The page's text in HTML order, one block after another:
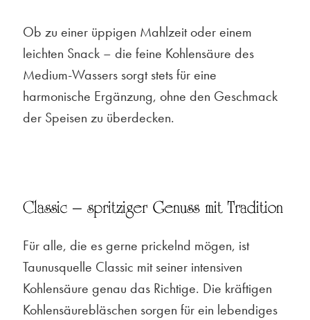
Ob zu einer üppigen Mahlzeit oder einem
leichten Snack – die feine Kohlensäure des
Medium-Wassers sorgt stets für eine
harmonische Ergänzung, ohne den Geschmack
der Speisen zu überdecken.
Classic – spritziger Genuss mit Tradition
Für alle, die es gerne prickelnd mögen, ist
Taunusquelle Classic mit seiner intensiven
Kohlensäure genau das Richtige. Die kräftigen
Kohlensäurebläschen sorgen für ein lebendiges